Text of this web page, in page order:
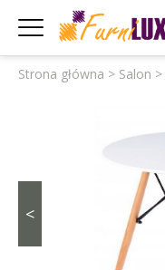
Strona główna > Salon >
<
